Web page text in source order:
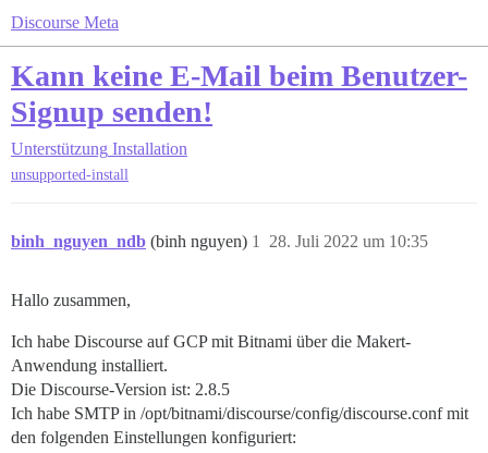
Discourse Meta
Kann keine E-Mail beim Benutzer-
Signup senden!
Unterstützung Installation
unsupported-install
binh_nguyen_ndb (binh nguyen) 28. Juli 2022 um 10:35
1
Hallo zusammen,
Ich habe Discourse auf GCP mit Bitnami über die Makert-
Anwendung installiert.
Die Discourse-Version ist: 2.8.5
Ich habe SMTP in /opt/bitnami/discourse/config/discourse.conf mit
den folgenden Einstellungen konfiguriert: